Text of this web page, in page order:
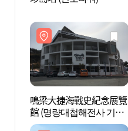
鳴梁大捷海戰史紀念展覽
館 (명량대첩해전사 기념
전시관)